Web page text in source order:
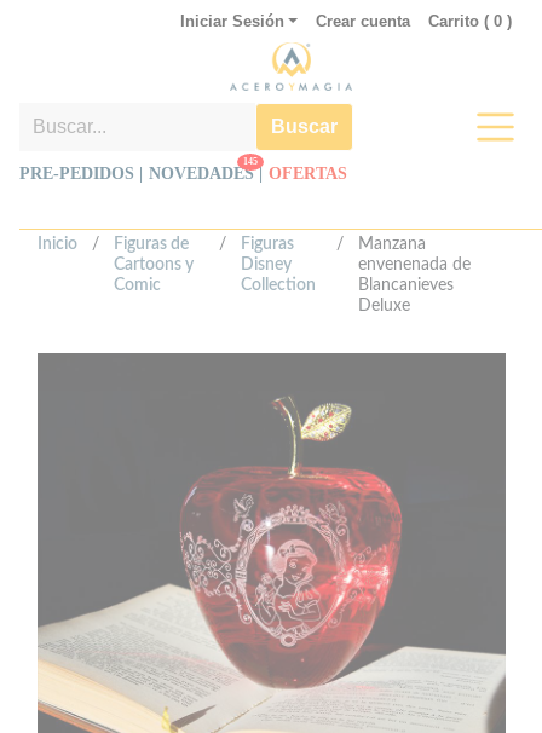
Carrito ( 0 )
Crear cuenta
Iniciar Sesión
Buscar
PRE-PEDIDOS | NOVEDADES
145
| OFERTAS
Inicio /
Figuras de
Cartoons y
Comic
/
Figuras
Disney
Collection
/
Manzana
envenenada de
Blancanieves
Deluxe